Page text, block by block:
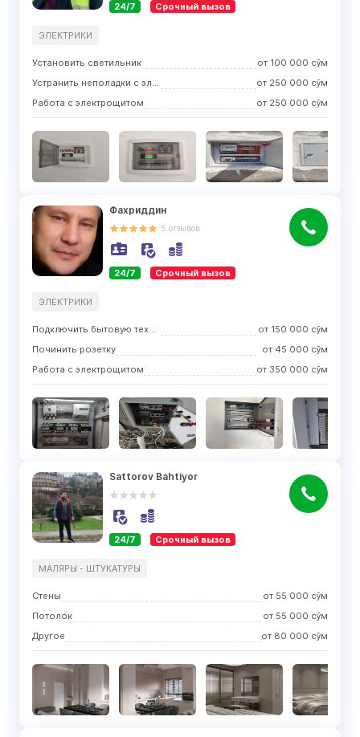
24/7 Срочный вызов
ЭЛЕКТРИКИ
Установить светильник от 100 000 сўм
Устранить неполадки с электричеством
от 250 000 сўм
Работа с электрощитом
от 250 000 сўм
Фахриддин
5 отзывов
24/7 Срочный вызов
ЭЛЕКТРИКИ
Подключить бытовую технику от 150 000 сўм
Починить розетку
от 45 000 сўм
Работа с электрощитом
от 350 000 сўм
Sattorov Bahtiyor
24/7 Срочный вызов
МАЛЯРЫ - ШТУКАТУРЫ
Стены от 55 000 сўм
Потолок
от 55 000 сўм
Другое
от 80 000 сўм